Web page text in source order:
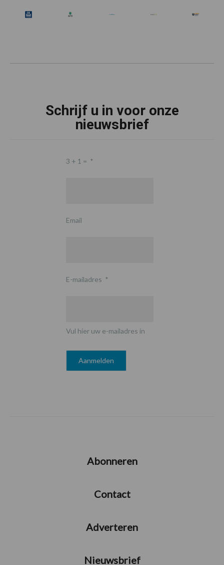
Schrijf u in voor onze
nieuwsbrief
3 + 1 = *
Email
E-mailadres *
Vul hier uw e-mailadres in
Abonneren
Contact
Adverteren
Nieuwsbrief